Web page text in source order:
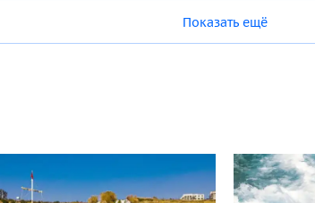
Показать ещё